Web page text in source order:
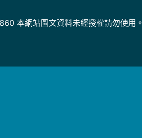
本網站圖文資料未經授權請勿使用。